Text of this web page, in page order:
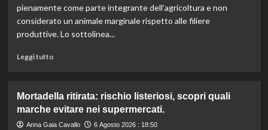
l’IRVO
potenzia
per
pienamente come parte integrante dell’agricoltura e non
considerato un animale marginale rispetto alle filiere
produttive. Lo sottolinea...
Leggi tuttoLeggi
Il
cavallo:
una
Mortadella ritirata: rischio listeriosi, scopri quali
marche evitare nei supermercati.
Anna Gaia Cavallo 6 Agosto 2026 : 18:50